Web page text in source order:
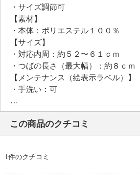
・サイズ調節可
【素材】
・本体：ポリエステル１００％
【サイズ】
・対応内周：約５２〜６１ｃｍ
・つばの長さ（最大幅）：約８ｃｍ
【メンテナンス（絵表示ラベル）】
・手洗い：可
・漂白処理：塩素系・酸素系漂白不可
・タンブル乾燥：不可
・自然乾燥：日陰の吊り干し
・アイロン仕上げ：不可
【個体差あり】
・個体差あり
この商品のクチコミ
1件のクチコミ